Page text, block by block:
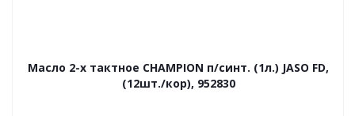
Масло 2-х тактное CHAMPION п/синт. (1л.) JASO FD,
(12шт./кор), 952830